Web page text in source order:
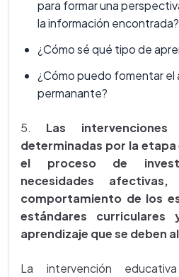
para formar una
la información encontrada?
¿Cómo sé qué tipo de
¿Cómo puedo fomentar el
permanante?
5. Las
determinadas por la etapa
el proceso de
necesidades
comportamiento de los
estándares
aprendizaje que se deben
La intervención